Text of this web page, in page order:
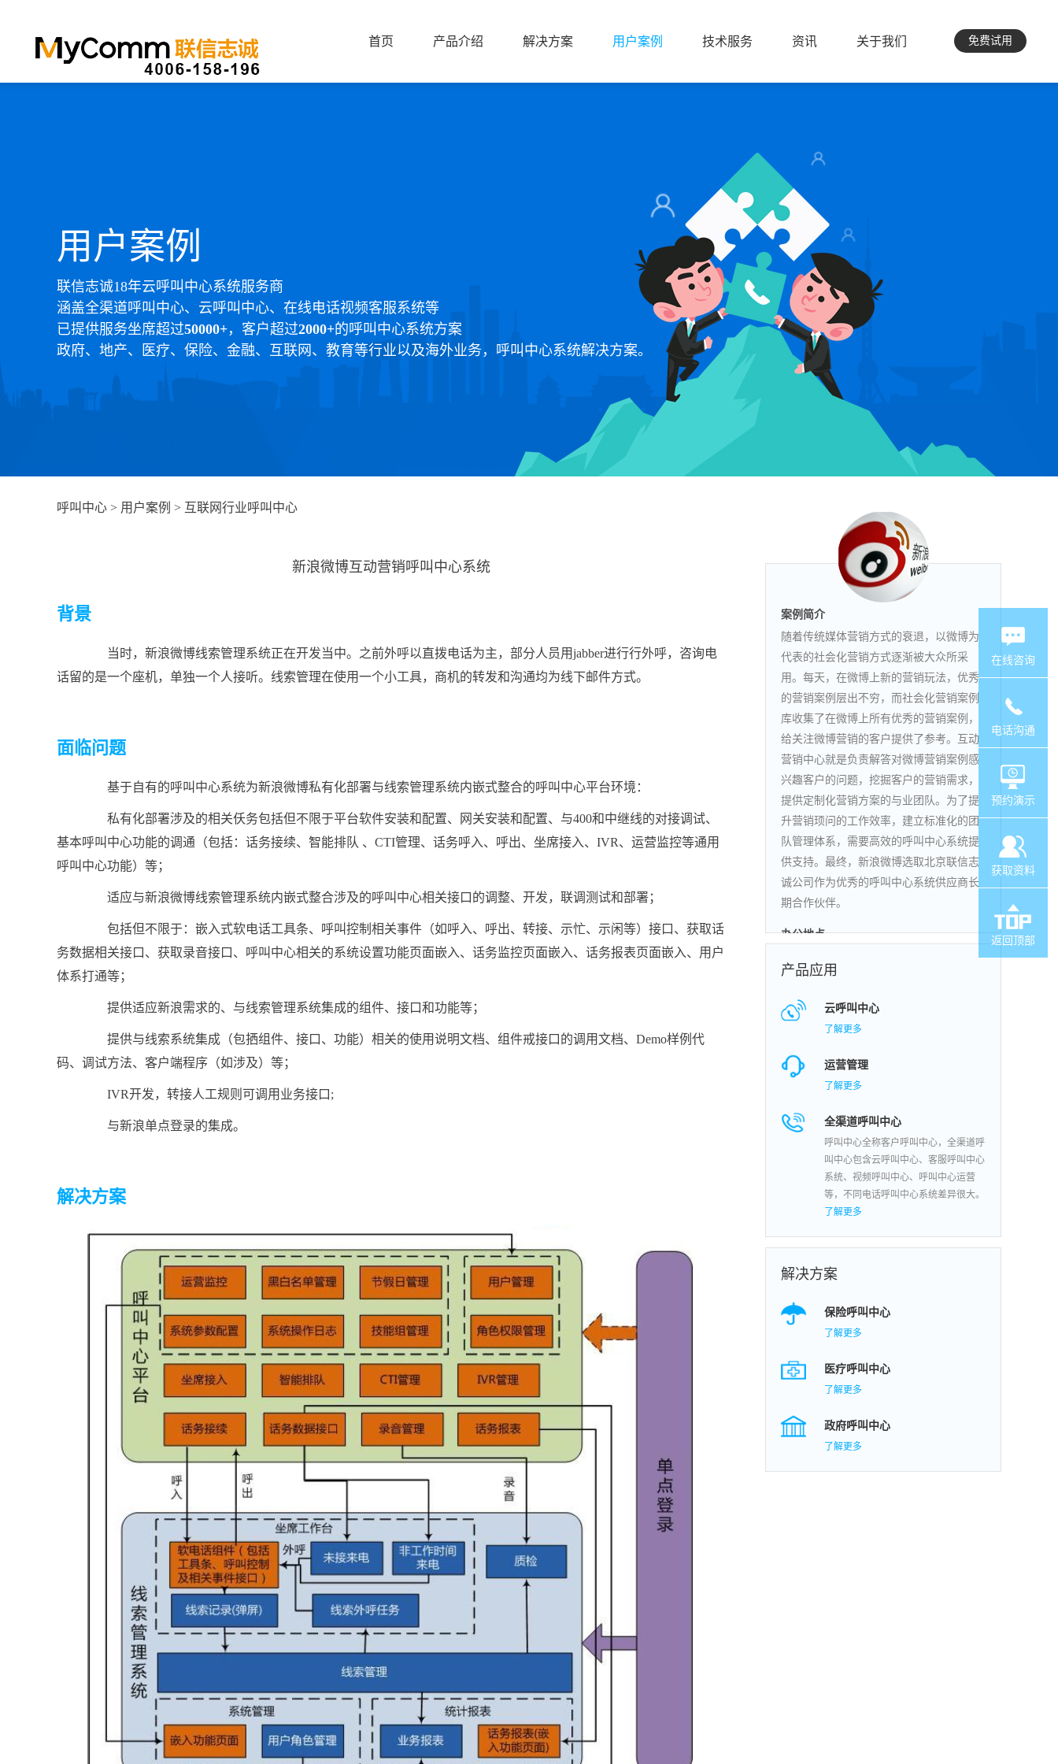
首页 产品介绍 解决方案 用户案例 技术服务 资讯 关于我们 免费试用
用户案例
联信志诚18年云呼叫中心系统服务商
涵盖全渠道呼叫中心、云呼叫中心、在线电话视频客服系统等
已提供服务坐席超过50000+，客户超过2000+的呼叫中心系统方案
政府、地产、医疗、保险、金融、互联网、教育等行业以及海外业务，呼叫中心系统解决方案。
呼叫中心 > 用户案例 > 互联网行业呼叫中心
新浪微博互动营销呼叫中心系统
背景
当时，新浪微博线索管理系统正在开发当中。之前外呼以直拨电话为主，部分人员用jabber进行行外呼，咨询电
话留的是一个座机，单独一个人接听。线索管理在使用一个小工具，商机的转发和沟通均为线下邮件方式。
面临问题
基于自有的呼叫中心系统为新浪微博私有化部署与线索管理系统内嵌式整合的呼叫中心平台环境：
私有化部署涉及的相关仸务包括但不限于平台软件安装和配置、网关安装和配置、与400和中继线的对接调试、
基本呼叫中心功能的调通（包括：话务接续、智能排队 、CTI管理、话务呼入、呼出、坐席接入、IVR、运营监控等通用
呼叫中心功能）等；
适应与新浪微博线索管理系统内嵌式整合涉及的呼叫中心相关接口的调整、开发，联调测试和部署；
包括但不限于：嵌入式软电话工具条、呼叫控制相关事件（如呼入、呼出、转接、示忙、示闲等）接口、获取话
务数据相关接口、获取录音接口、呼叫中心相关的系统设置功能页面嵌入、话务监控页面嵌入、话务报表页面嵌入、用户
体系打通等；
提供适应新浪需求的、与线索管理系统集成的组件、接口和功能等；
提供与线索系统集成（包拪组件、接口、功能）相关的使用说明文档、组件戒接口的调用文档、Demo样例代
码、调试方法、客户端程序（如涉及）等；
IVR开发，转接人工规则可调用业务接口;
与新浪单点登录的集成。
解决方案
案例简介
随着传统媒体营销方式的衰退，以微博为
代表的社会化营销方式逐渐被大众所采
用。每天，在微博上新的营销玩法，优秀
的营销案例层出不穷，而社会化营销案例
库收集了在微博上所有优秀的营销案例，
给关注微博营销的客户提供了参考。互动
营销中心就是负责解答对微博营销案例感
兴趣客户的问题，挖掘客户的营销需求，
提供定制化营销方案的与业团队。为了提
升营销顼问的工作效率，建立标准化的团
队管理体系，需要高效的呼叫中心系统提
供支持。最终，新浪微博选取北京联信志
诚公司作为优秀的呼叫中心系统供应商长
期合作伙伴。
办公地点
行业类型
商业模式
产品应用
云呼叫中心
了解更多
运营管理
了解更多
全渠道呼叫中心
呼叫中心全称客户呼叫中心，全渠道呼
叫中心包含云呼叫中心、客服呼叫中心
系统、视频呼叫中心、呼叫中心运营
等，不同电话呼叫中心系统差异很大。
了解更多
解决方案
保险呼叫中心
了解更多
医疗呼叫中心
了解更多
政府呼叫中心
了解更多
在线咨询
电话沟通
预约演示
获取资料
返回顶部